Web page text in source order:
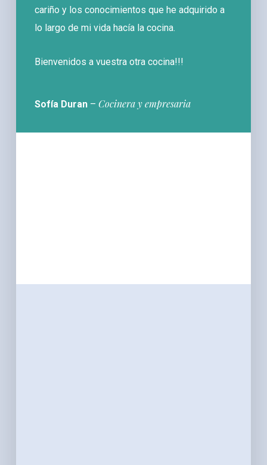
cariño y los conocimientos que he adquirido a
lo largo de mi vida hacía la cocina.
Bienvenidos a vuestra otra cocina!!!
Sofía Duran –Cocinera y empresaria